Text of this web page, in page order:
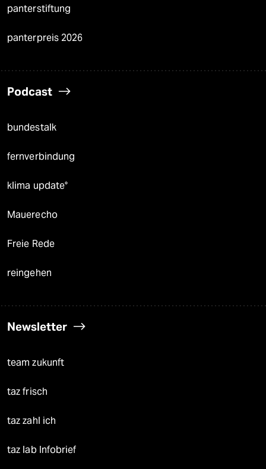
panterstiftung
panterpreis 2026
Podcast
bundestalk
fernverbindung
klima update°
Mauerecho
Freie Rede
reingehen
Newsletter
team zukunft
taz frisch
taz zahl ich
taz lab Infobrief